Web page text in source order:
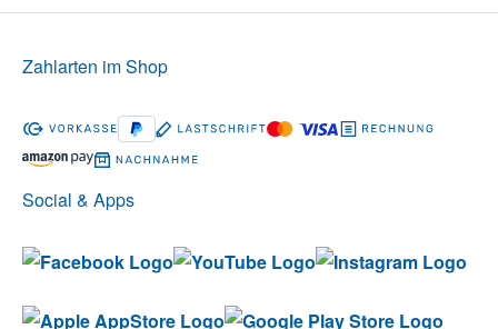
Social & Apps
Zahlarten im Shop